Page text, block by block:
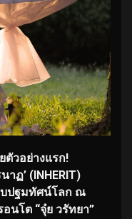
ตัวอย่างแรก!
ฏ’ (INHERIT)
บปฐมทัศน์โลก ณ
นโต “จุ๋ย วรัทยา”